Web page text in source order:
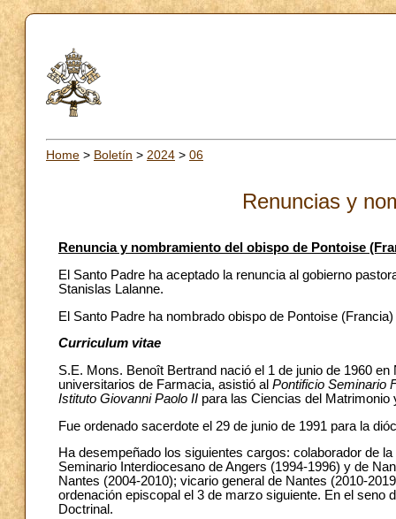
Home > Boletín > 2024 > 06
Renuncias y
Renuncia y nombramiento del obispo de Pontoise
El Santo Padre ha aceptado la renuncia al gobierno
Stanislas Lalanne.
El Santo Padre ha nombrado obispo de Pontoise
Curriculum vitae
S.E. Mons. Benoît Bertrand nació el 1 de junio de 1960
universitarios de Farmacia, asistió al Pontificio Seminario
Istituto Giovanni Paolo II para las Ciencias del
Fue ordenado sacerdote el 29 de junio de 1991 para la
Ha desempeñado los siguientes cargos: colaborador de
Seminario Interdiocesano de Angers (1994-1996) y de
Nantes (2004-2010); vicario general de Nantes (2010-
ordenación episcopal el 3 de marzo siguiente. En el
Doctrinal.